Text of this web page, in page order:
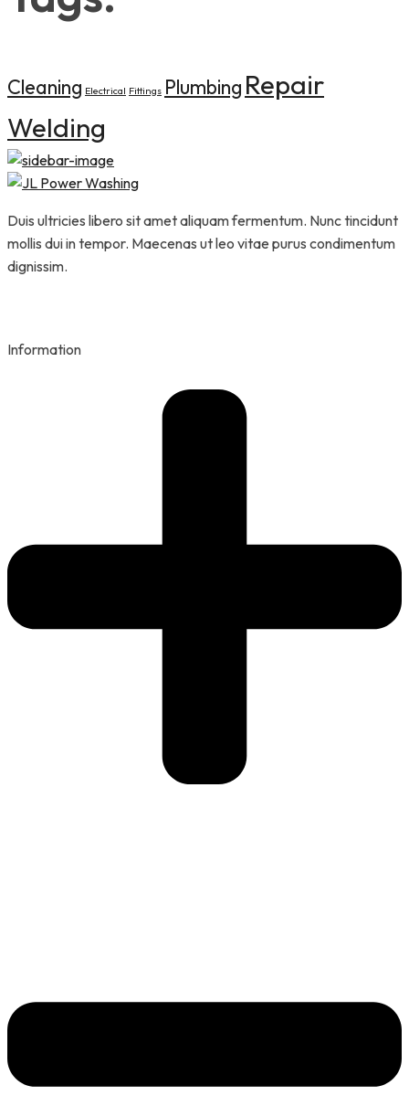
Cleaning Electrical Fittings Plumbing Repair
Welding
Duis ultricies libero sit amet aliquam fermentum. Nunc tincidunt
mollis dui in tempor. Maecenas ut leo vitae purus condimentum
dignissim.
Information